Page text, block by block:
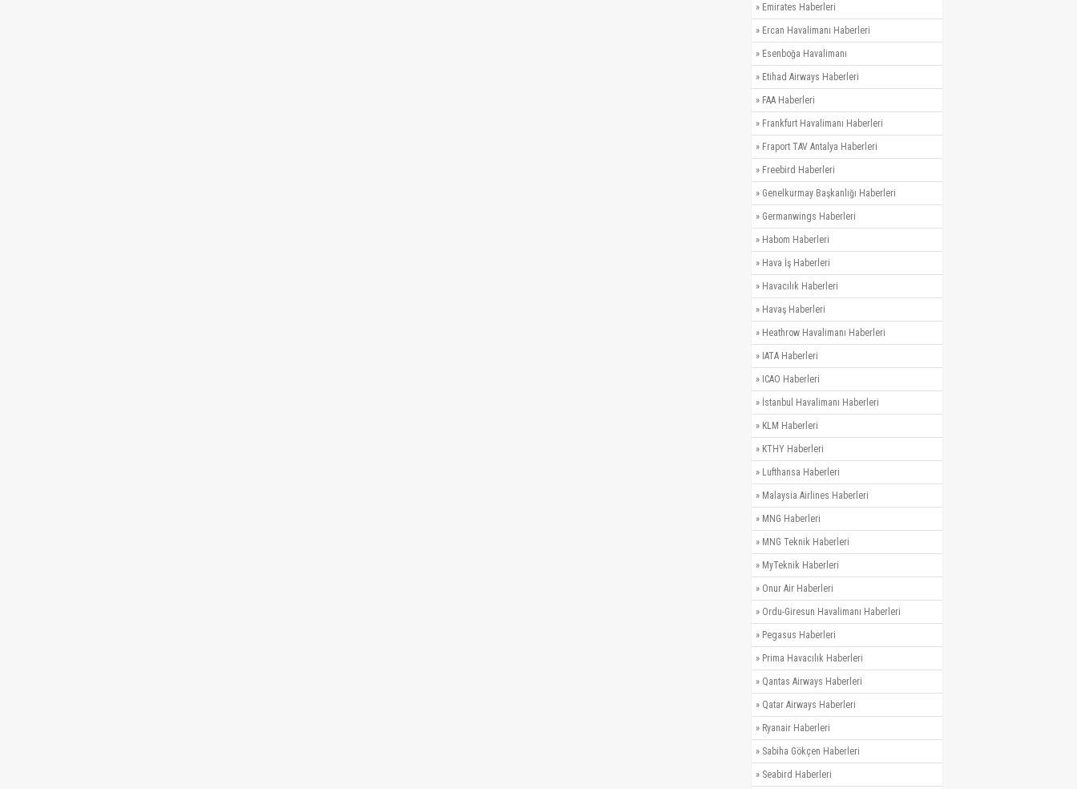
» Emirates Haberleri
» Ercan Havalimanı Haberleri
» Esenboğa Havalimanı
» Etihad Airways Haberleri
» FAA Haberleri
» Frankfurt Havalimanı Haberleri
» Fraport TAV Antalya Haberleri
» Freebird Haberleri
» Genelkurmay Başkanlığı Haberleri
» Germanwings Haberleri
» Habom Haberleri
» Hava İş Haberleri
» Havacılık Haberleri
» Havaş Haberleri
» Heathrow Havalimanı Haberleri
» IATA Haberleri
» ICAO Haberleri
» İstanbul Havalimanı Haberleri
» KLM Haberleri
» KTHY Haberleri
» Lufthansa Haberleri
» Malaysia Airlines Haberleri
» MNG Haberleri
» MNG Teknik Haberleri
» MyTeknik Haberleri
» Onur Air Haberleri
» Ordu-Giresun Havalimanı Haberleri
» Pegasus Haberleri
» Prima Havacılık Haberleri
» Qantas Airways Haberleri
» Qatar Airways Haberleri
» Ryanair Haberleri
» Sabiha Gökçen Haberleri
» Seabird Haberleri